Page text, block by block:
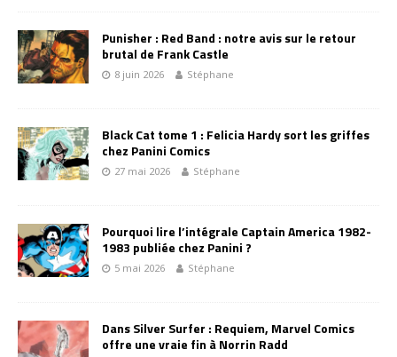
Punisher : Red Band : notre avis sur le retour
brutal de Frank Castle
8 juin 2026 Stéphane
Black Cat tome 1 : Felicia Hardy sort les griffes
chez Panini Comics
27 mai 2026 Stéphane
Pourquoi lire l’intégrale Captain America 1982-
1983 publiée chez Panini ?
5 mai 2026 Stéphane
Dans Silver Surfer : Requiem, Marvel Comics
offre une vraie fin à Norrin Radd